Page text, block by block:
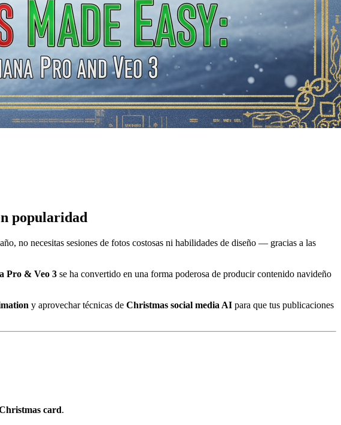
popularidad
no necesitas sesiones de fotos costosas ni habilidades de diseño — gracias a las
Pro & Veo 3 se ha convertido en una forma poderosa de producir contenido navideño
y aprovechar técnicas de Christmas social media AI para que tus publicaciones
card.